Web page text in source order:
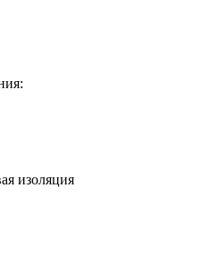
изоляция